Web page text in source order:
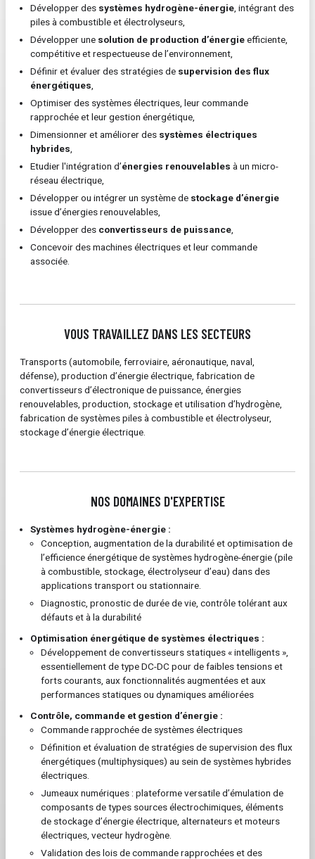
Développer des systèmes hydrogène-énergie , intégrant des
piles à combustible et électrolyseurs,
Développer une solution de production d’énergieefficiente,
compétitive et respectueuse de l’environnement,
Définir et évaluer des stratégies de supervision des flux
énergétiques
Optimiser des systèmes électriques, leur commande
rapprochée et leur gestion énergétique,
Dimensionner et améliorer des systèmes électriques
hybrides
Etudier l'intégration d’énergies renouvelables à un micro-
réseau électrique,
Développer ou intégrer un système de stockage d’énergie
issue d’énergies renouvelables,
Développer des convertisseurs de puissance
Concevoir des machines électriques et leur commande
associée.
VOUS TRAVAILLEZ DANS LES SECTEURS
Transports (automobile, ferroviaire, aéronautique, naval,
défense), production d’énergie électrique, fabrication de
convertisseurs d’électronique de puissance, énergies
renouvelables, production, stockage et utilisation d’hydrogène,
fabrication de systèmes piles à combustible et électrolyseur,
stockage d’énergie électrique.
NOS DOMAINES D'EXPERTISE
Systèmes hydrogène-énergie :
Conception, augmentation de la durabilité et optimisation de
l’efficience énergétique de systèmes hydrogène-énergie (pile
à combustible, stockage, électrolyseur d’eau) dans des
applications transport ou stationnaire.
Diagnostic, pronostic de durée de vie, contrôle tolérant aux
défauts et à la durabilité
Optimisation énergétique de systèmes électriques :
Développement de convertisseurs statiques « intelligents »,
essentiellement de type DC-DC pour de faibles tensions et
forts courants, aux fonctionnalités augmentées et aux
performances statiques ou dynamiques améliorées
Contrôle, commande et gestion d’énergie :
Commande rapprochée de systèmes électriques
Définition et évaluation de stratégies de supervision des flux
énergétiques (multiphysiques) au sein de systèmes hybrides
électriques.
Jumeaux numériques : plateforme versatile d’émulation de
composants de types sources électrochimiques, éléments
de stockage d’énergie électrique, alternateurs et moteurs
électriques, vecteur hydrogène.
Validation des lois de commande rapprochées et des